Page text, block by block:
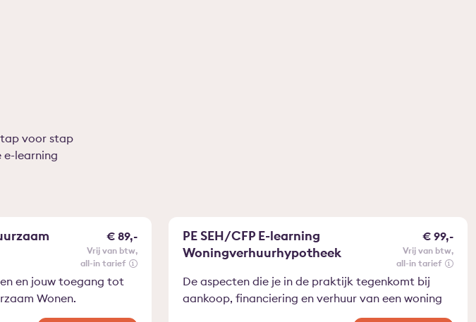
voor stap
e-learning
€ 89,-
vrij van btw
all-in tarief
en jouw toegang tot
Wonen.
PE SEH/CFP E-learning
Woningverhuurhypotheek
€ 99,-
vrij van btw
all-in tarief
De aspecten die je in de praktijk tegenkomt bij
aankoop, financiering en verhuur van een woning